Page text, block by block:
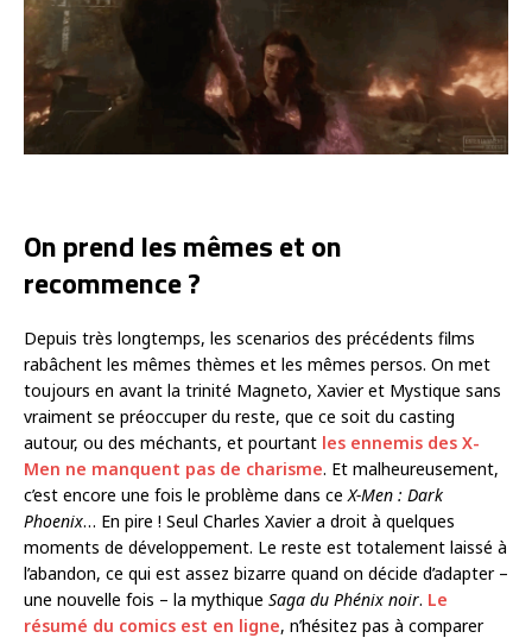
On prend les mêmes et on
recommence ?
Depuis très longtemps, les scenarios des précédents films
rabâchent les mêmes thèmes et les mêmes persos. On met
toujours en avant la trinité Magneto, Xavier et Mystique sans
vraiment se préoccuper du reste, que ce soit du casting
autour, ou des méchants, et pourtant les ennemis des X-
Men ne manquent pas de charisme. Et malheureusement,
c’est encore une fois le problème dans ceX-Men : Dark
Phoenix… En pire ! Seul Charles Xavier a droit à quelques
moments de développement. Le reste est totalement laissé à
l’abandon, ce qui est assez bizarre quand on décide d’adapter –
une nouvelle fois – la mythique Saga du Phénix noir. Le
résumé du comics est en ligne, n’hésitez pas à comparer